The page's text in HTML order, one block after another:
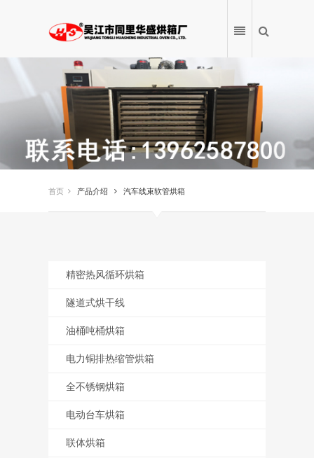
关于我们
联系我们
首页 产品介绍 汽车线束软管烘箱
精密热风循环烘箱
隧道式烘干线
油桶吨桶烘箱
电力铜排热缩管烘箱
全不锈钢烘箱
电动台车烘箱
联体烘箱